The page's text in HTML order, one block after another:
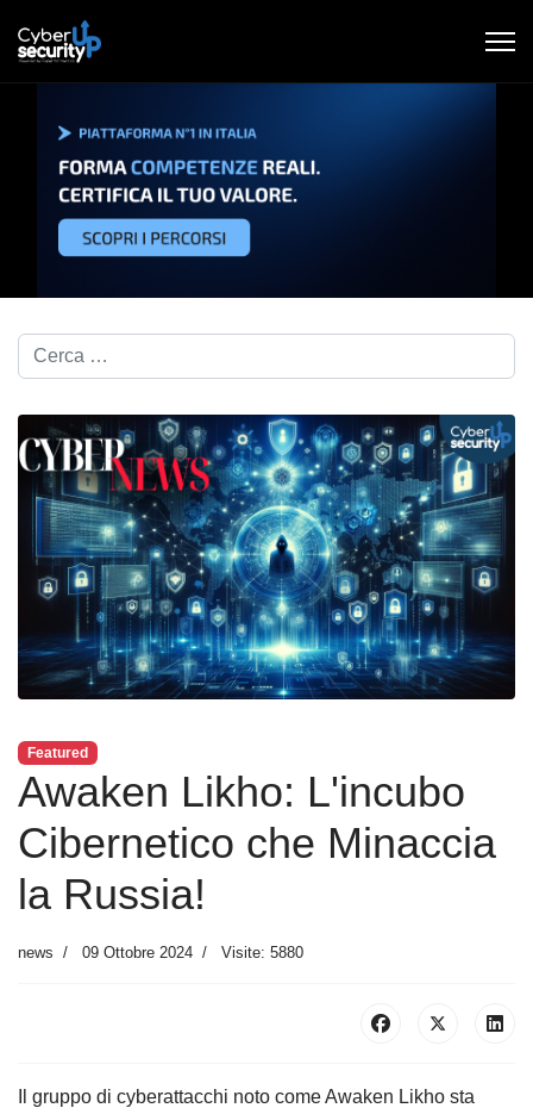
Cerca nel blog...
Featured
Awaken Likho: L'incubo
Cibernetico che Minaccia
la Russia!
news 09 Ottobre 2024 Visite: 5880
Il gruppo di cyberattacchi noto come Awaken Likho sta